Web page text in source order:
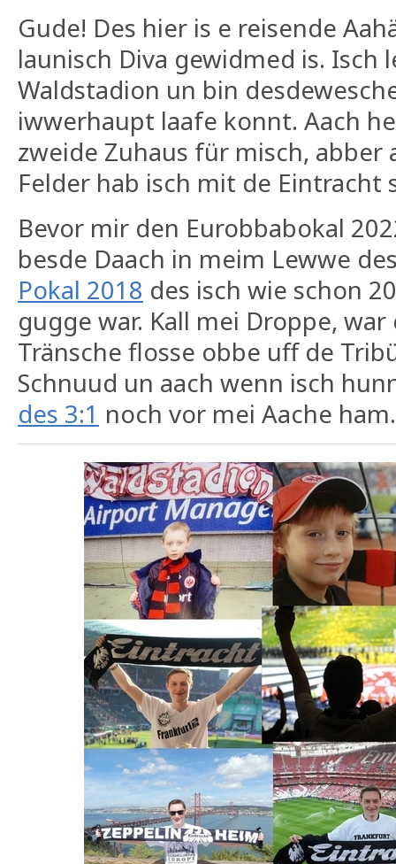
Gude! Des hier is e reisende
launisch Diva gewidmed is. Isch
Waldstadion un bin
iwwerhaupt laafe konnt. Aach
zweide Zuhaus für misch, abber
Felder hab isch mit de Eintracht
Bevor mir den Eurobbabokal
besde Daach in meim Lewwe
Pokal 2018 des isch wie schon
gugge war. Kall mei Droppe, war
Tränsche flosse obbe uff de
Schnuud un aach wenn isch
des 3:1 noch vor mei Aache ham.